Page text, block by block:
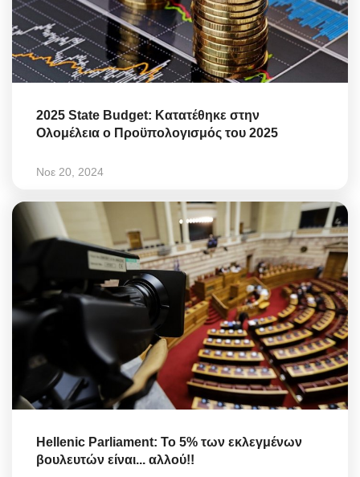
2025 State Budget: Κατατέθηκε στην
Ολομέλεια ο Προϋπολογισμός του 2025
Νοε 20, 2024
Hellenic Parliament: Το 5% των εκλεγμένων
βουλευτών είναι... αλλού!!